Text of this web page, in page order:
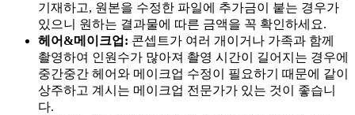
기재하고, 원본을 수정한 파일에 추가금이 붙는 경우가
있으니 원하는 결과물에 따른 금액을 꼭 확인하세요.
헤어&메이크업: 콘셉트가 여러 개이거나 가족과 함께
촬영하여 인원수가 많아져 촬영 시간이 길어지는 경우에
중간중간 헤어와 메이크업 수정이 필요하기 때문에 같이
상주하고 계시는 메이크업 전문가가 있는 것이 좋습니
다.